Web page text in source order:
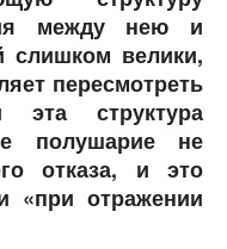
между нею и
слишком велики,
пересмотреть
эта структура
полушарие не
отказа, и это
«при отражении